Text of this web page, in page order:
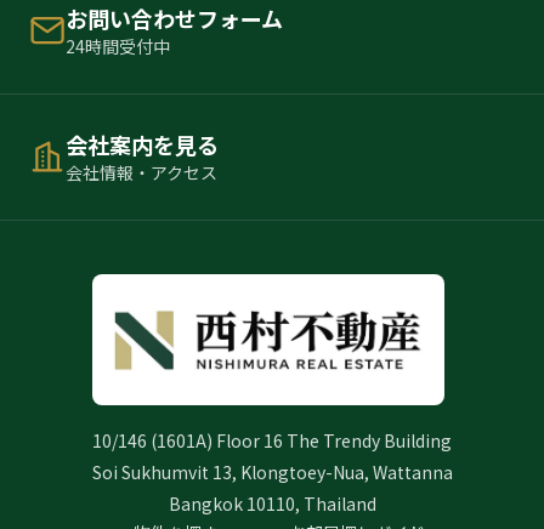
お問い合わせフォーム
24時間受付中
会社案内を見る
会社情報・アクセス
10/146 (1601A) Floor 16 The Trendy Building
Soi Sukhumvit 13, Klongtoey-Nua, Wattanna
Bangkok 10110, Thailand